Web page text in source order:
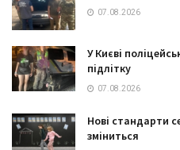
07.08.2026
У Києві
підлітку
07.08.2026
Нові стандарти
зміниться